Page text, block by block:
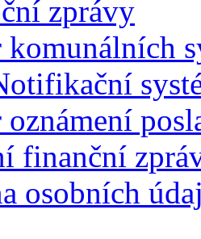
zprávy
komunálních
oznámení
finanční
osobních